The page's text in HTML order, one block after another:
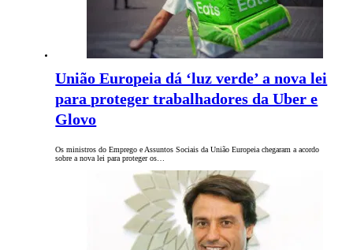
União Europeia dá ‘luz verde’ a nova lei
para proteger trabalhadores da Uber e
Glovo
Os ministros do Emprego e Assuntos Sociais da União Europeia chegaram a acordo
sobre a nova lei para proteger os…